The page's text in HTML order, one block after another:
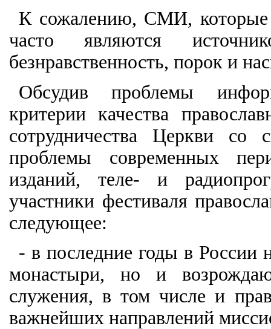
К сожалению, СМИ,
часто являются
безнравственность, порок и
Обсудив проблемы
критерии качества
сотрудничества Церкви со
проблемы современных
изданий, теле- и
участники фестиваля
следующее:
- в последние годы в России
монастыри, но и
служения, в том числе и
важнейших направлений